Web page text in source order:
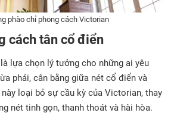
phào chỉ phong cách Victorian
cách tân cổ điển
lựa chọn lý tưởng cho những ai yêu
phải, cân bằng giữa nét cổ điển và
loại bỏ sự cầu kỳ của Victorian, thay
nét tinh gọn, thanh thoát và hài hòa.